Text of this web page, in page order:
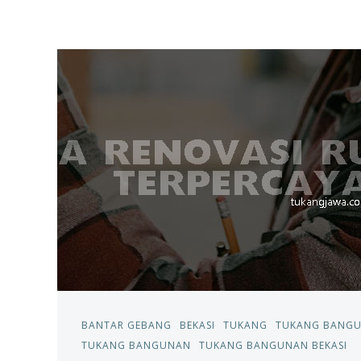
BANTAR GEBANG BEKASI TUKANG
TUKANG
TUKANG BANGUNAN
TUKANG BANGUNAN BEKASI